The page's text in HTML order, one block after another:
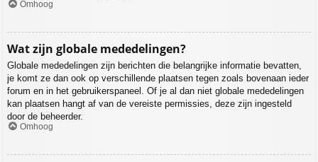
Omhoog
Wat zijn globale mededelingen?
Globale mededelingen zijn berichten die belangrijke informatie bevatten,
je komt ze dan ook op verschillende plaatsen tegen zoals bovenaan ieder
forum en in het gebruikerspaneel. Of je al dan niet globale mededelingen
kan plaatsen hangt af van de vereiste permissies, deze zijn ingesteld
door de beheerder.
Omhoog